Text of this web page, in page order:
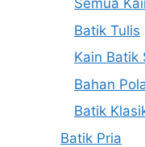
Semua
Batik Tulis
Kain Batik
Bahan
Batik
Batik Pria